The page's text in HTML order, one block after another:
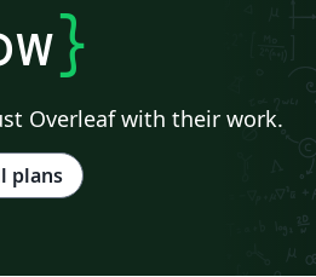
}
Overleaf with their work.
plans